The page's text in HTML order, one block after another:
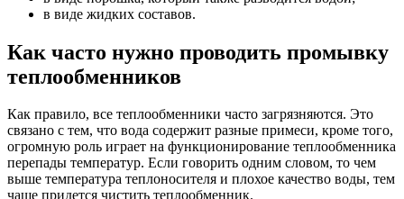
в виде жидких составов.
Как часто нужно проводить промывку
теплообменников
Как правило, все теплообменники часто загрязняются. Это
связано с тем, что вода содержит разные примеси, кроме того,
огромную роль играет на функционирование теплообменника
перепады температур. Если говорить одним словом, то чем
выше температура теплоносителя и плохое качество воды, тем
чаще придется чистить теплообменник.